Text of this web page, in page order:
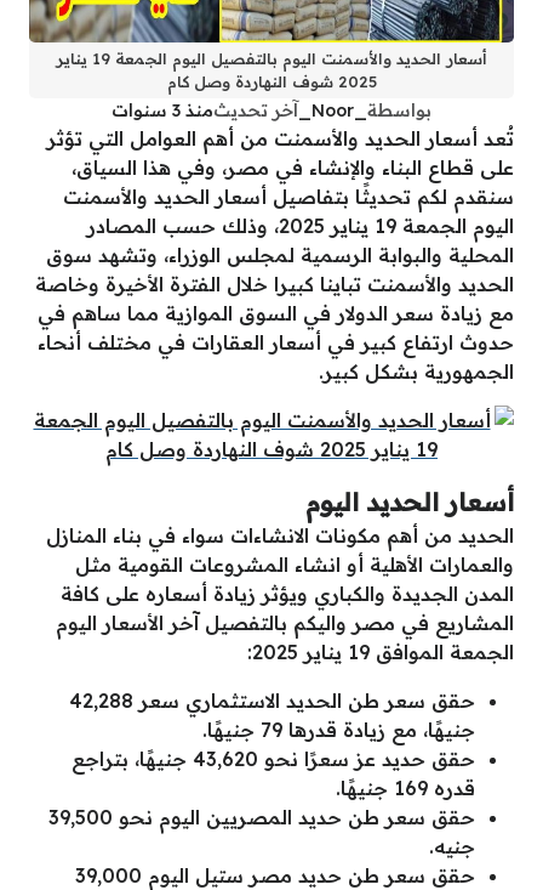
أسعار الحديد والأسمنت اليوم بالتفصيل اليوم الجمعة 19 يناير
2025 شوف النهاردة وصل كام
بواسطة آخر تحديثمنذ 3 سنوات
تُعد أسعار الحديد والأسمنت من أهم العوامل التي تؤثر
على قطاع البناء والإنشاء في مصر، وفي هذا السياق،
سنقدم لكم تحديثًا بتفاصيل أسعار الحديد والأسمنت
اليوم الجمعة 19 يناير 2025، وذلك حسب المصادر
المحلية والبوابة الرسمية لمجلس الوزراء، وتشهد سوق
الحديد والأسمنت تباينا كبيرا خلال الفترة الأخيرة وخاصة
مع زيادة سعر الدولار في السوق الموازية مما ساهم في
حدوث ارتفاع كبير في أسعار العقارات في مختلف أنحاء
الجمهورية بشكل كبير.
أسعار الحديد اليوم
الحديد من أهم مكونات الانشاءات سواء في بناء المنازل
والعمارات الأهلية أو انشاء المشروعات القومية مثل
المدن الجديدة والكباري ويؤثر زيادة أسعاره على كافة
المشاريع في مصر واليكم بالتفصيل آخر الأسعار اليوم
الجمعة الموافق 19 يناير 2025:
حقق سعر طن الحديد الاستثماري سعر 42,288
جنيهًا، مع زيادة قدرها 79 جنيهًا.
حقق حديد عز سعرًا نحو 43,620 جنيهًا، بتراجع
قدره 169 جنيهًا.
حقق سعر طن حديد المصريين اليوم نحو 39,500
جنيه.
حقق سعر طن حديد مصر ستيل اليوم 39,000